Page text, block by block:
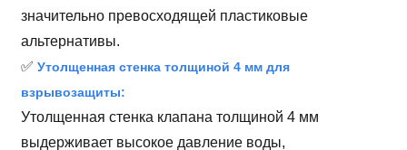
значительно превосходящей пластиковые
альтернативы.
✅Утолщенная стенка толщиной 4 мм для
взрывозащиты:
Утолщенная стенка клапана толщиной 4 мм
выдерживает высокое давление воды,